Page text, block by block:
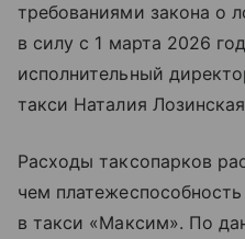
требованиями закона о
в силу с 1 марта 2026
исполнительный
такси Наталия
Расходы таксопарков
чем
в такси «Максим». По